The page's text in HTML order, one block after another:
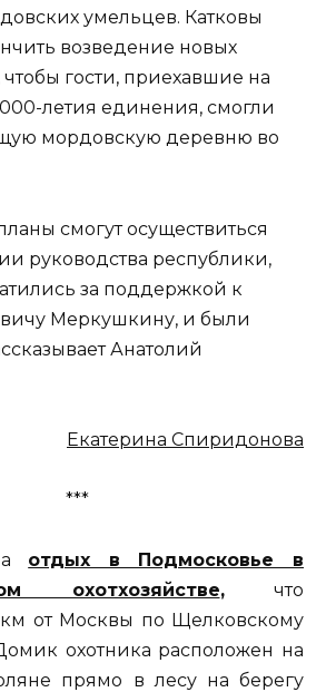
умельцев. Катковы
возведение новых
чтобы гости, приехавшие на
летия единения, смогли
мордовскую деревню во
смогут осуществиться
руководства республики,
за поддержкой к
Меркушкину, и были
Анатолий
Екатерина Спиридонова
***
отдых в Подмосковье в
охотхозяйстве,что
км от Москвы по Щелковскому
охотника расположен на
прямо в лесу на берегу